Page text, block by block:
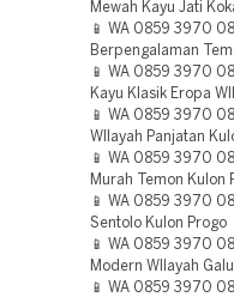
Mewah Kayu Jati
📱 WA 0859 3970
Berpengalaman
📱 WA 0859 3970
Kayu Klasik Eropa
📱 WA 0859 3970
WIlayah Panjatan
📱 WA 0859 3970
Murah Temon Kulon
📱 WA 0859 3970
Sentolo Kulon Progo
📱 WA 0859 3970
Modern WIlayah
📱 WA 0859 3970